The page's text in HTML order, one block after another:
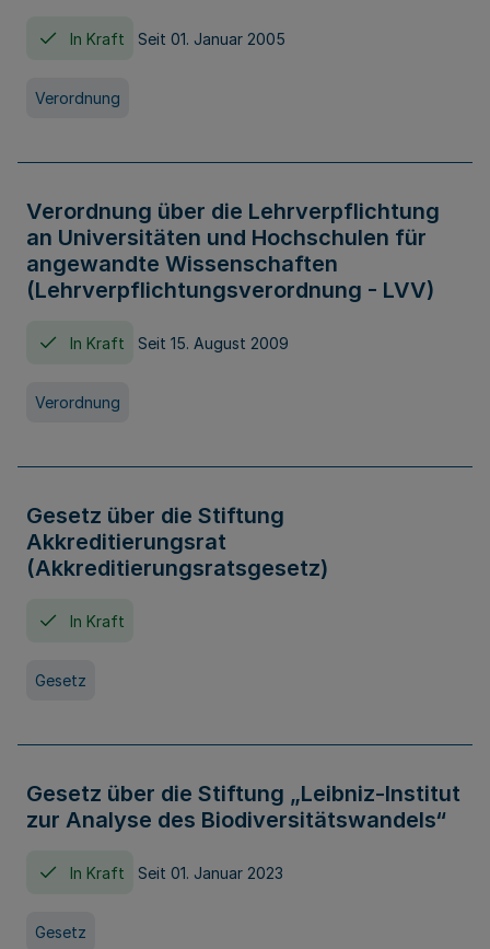
In Kraft Seit 01. Januar 2005
Verordnung
Verordnung über die Lehrverpflichtung
an Universitäten und Hochschulen für
angewandte Wissenschaften
(Lehrverpflichtungsverordnung - LVV)
In Kraft Seit 15. August 2009
Verordnung
Gesetz über die Stiftung
Akkreditierungsrat
(Akkreditierungsratsgesetz)
In Kraft
Gesetz
Gesetz über die Stiftung „Leibniz-Institut
zur Analyse des Biodiversitätswandels“
In Kraft Seit 01. Januar 2023
Gesetz